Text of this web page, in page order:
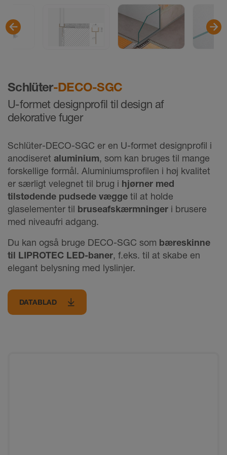
Schlüter-DECO-SGC
U-formet designprofil til design af
dekorative fuger
Schlüter-DECO-SGC er en U-formet designprofil i
anodiseret aluminium, som kan bruges til mange
forskellige formål. Aluminiumsprofilen i høj kvalitet
er særligt velegnet til brug i hjørner med
tilstødende pudsede vægge til at holde
glaselementer til bruseafskærmninger i brusere
med niveaufri adgang.
Du kan også bruge DECO-SGC som bæreskinne
til LIPROTEC LED-baner, f.eks. til at skabe en
elegant belysning med lyslinjer.
DATABLAD